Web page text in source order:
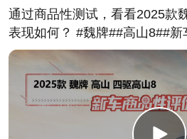
通过商品性测试，看看2025款
表现如何？ #魏牌##高山8##新